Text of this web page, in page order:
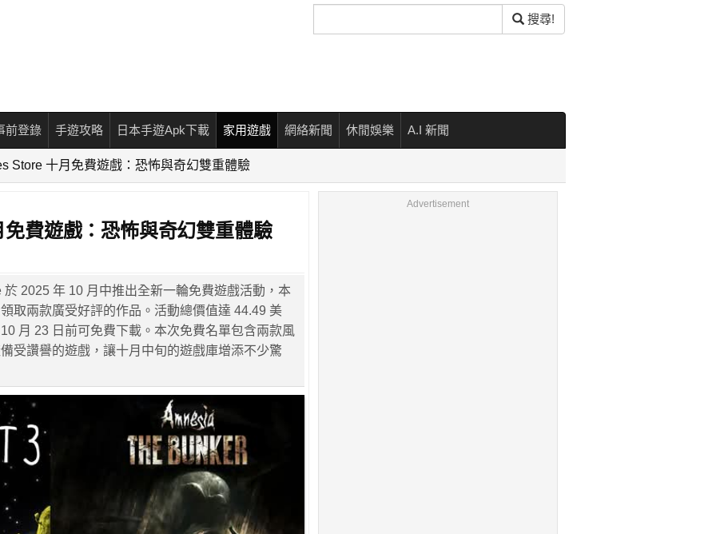
尋
搜尋!
前登錄 手遊攻略 日本手遊Apk下載 家用遊戲 網絡新聞 休閒娛樂 A.I 新聞
Store 十月免費遊戲：恐怖與奇幻雙重體驗
費遊戲：恐怖與奇幻雙重體驗
於 2025 年 10 月中推出全新一輪免費遊戲活動，本
取兩款廣受好評的作品。活動總價值達 44.49 美
月 23 日前可免費下載。本次免費名單包含兩款風
受讚譽的遊戲，讓十月中旬的遊戲庫增添不少驚
Advertisement